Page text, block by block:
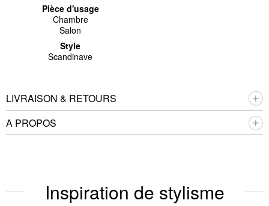
Pièce d'usage
Chambre
Salon
Style
Scandinave
LIVRAISON & RETOURS
A PROPOS
Inspiration de stylisme